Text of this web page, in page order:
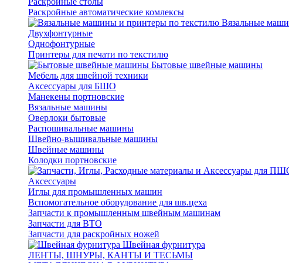
Раскройные автоматические комлексы
Вязальные
Двухфонтурные
Однофонтурные
Принтеры для печати по текстилю
Бытовые швейные машины
Мебель для швейной техники
Аксессуары для БШО
Манекены портновские
Вязальные машины
Оверлоки бытовые
Распошивальные машины
Швейно-вышивальные машины
Швейные машины
Колодки портновские
Аксессуары
Иглы для промышленных машин
Вспомогательное оборудование для шв.цеха
Запчасти к промышленным швейным машинам
Запчасти для ВТО
Запчасти для раскройных ножей
Швейная фурнитура
ЛЕНТЫ, ШНУРЫ, КАНТЫ И ТЕСЬМЫ